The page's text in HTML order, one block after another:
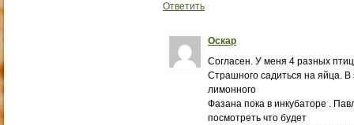
Ответить
Оскар
Согласен. У меня 4 разных
Страшного садиться на яйца. В
лимонного
Фазана пока в инкубаторе .
посмотреть что будет